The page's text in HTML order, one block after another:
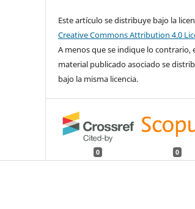
Este artículo se distribuye bajo la
Creative Commons Attribution 4.0
A menos que se indique lo contrario,
material publicado asociado se
bajo la misma licencia.
0 0